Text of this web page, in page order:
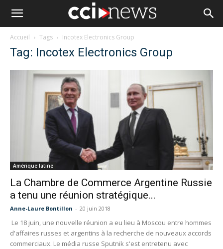
Accueil Tags Incotex Electronics Group
Tag: Incotex Electronics Group
Amérique latine
La Chambre de Commerce Argentine Russie
a tenu une réunion stratégique...
Anne-Laure Bontillon - 20 juin 2018
Le 18 juin, une nouvelle réunion a eu lieu à Moscou entre hommes
d'affaires russes et argentins à la recherche de nouveaux accords
commerciaux. Le média russe Sputnik s'est entretenu avec